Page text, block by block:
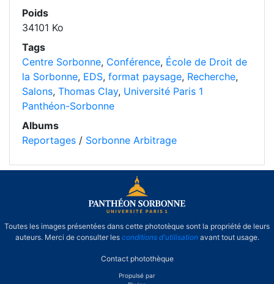
Poids
34101 Ko
Tags
Centre Sorbonne, Conférence, École de Droit de
la Sorbonne, EDS, format paysage, Recherche,
Salons, Thomas Clay, Université Paris 1
Panthéon-Sorbonne
Albums
Reportages / Sorbonne Arbitrage
Propulsé par
Toutes les images présentées dans cette phototèque sont la propriété de leurs
auteurs. Merci de consulter les conditions d'utilisationavant tout usage.
Contact photothèque